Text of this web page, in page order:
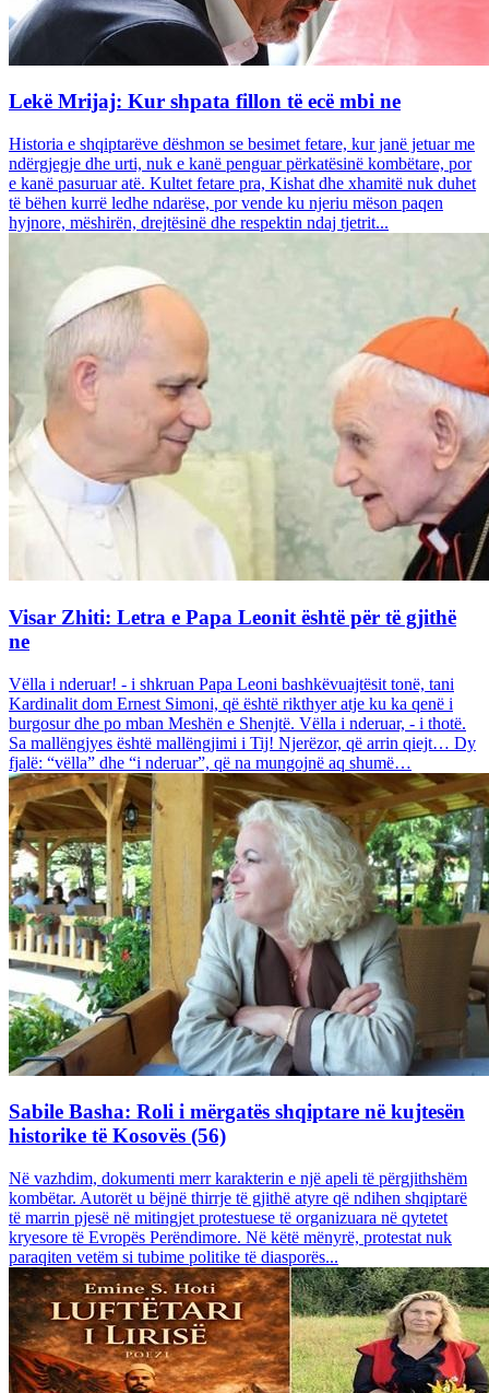
Lekë Mrijaj: Kur shpata fillon të ecë mbi ne
Historia e shqiptarëve dëshmon se besimet fetare, kur janë jetuar me
ndërgjegje dhe urti, nuk e kanë penguar përkatësinë kombëtare, por
e kanë pasuruar atë. Kultet fetare pra, Kishat dhe xhamitë nuk duhet
të bëhen kurrë ledhe ndarëse, por vende ku njeriu mëson paqen
hyjnore, mëshirën, drejtësinë dhe respektin ndaj tjetrit...
Visar Zhiti: Letra e Papa Leonit është për të gjithë
ne
Vëlla i nderuar! - i shkruan Papa Leoni bashkëvuajtësit tonë, tani
Kardinalit dom Ernest Simoni, që është rikthyer atje ku ka qenë i
burgosur dhe po mban Meshën e Shenjtë. Vëlla i nderuar, - i thotë.
Sa mallëngjyes është mallëngjimi i Tij! Njerëzor, që arrin qiejt… Dy
fjalë: “vëlla” dhe “i nderuar”, që na mungojnë aq shumë…
Sabile Basha: Roli i mërgatës shqiptare në kujtesën
historike të Kosovës (56)
Në vazhdim, dokumenti merr karakterin e një apeli të përgjithshëm
kombëtar. Autorët u bëjnë thirrje të gjithë atyre që ndihen shqiptarë
të marrin pjesë në mitingjet protestuese të organizuara në qytetet
kryesore të Evropës Perëndimore. Në këtë mënyrë, protestat nuk
paraqiten vetëm si tubime politike të diasporës...